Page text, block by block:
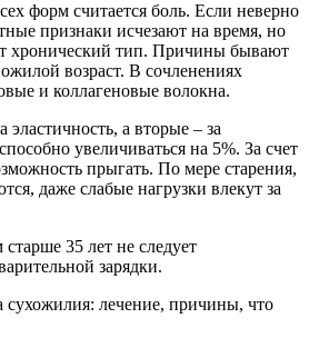
форм считается боль. Если неверно
признаки исчезают на время, но
хронический тип. Причины бывают
возраст. В сочленениях
и коллагеновые волокна.
а вторые – за
увеличиваться на 5%. За счет
прыгать. По мере старения,
даже слабые нагрузки влекут за
35 лет не следует
зарядки.